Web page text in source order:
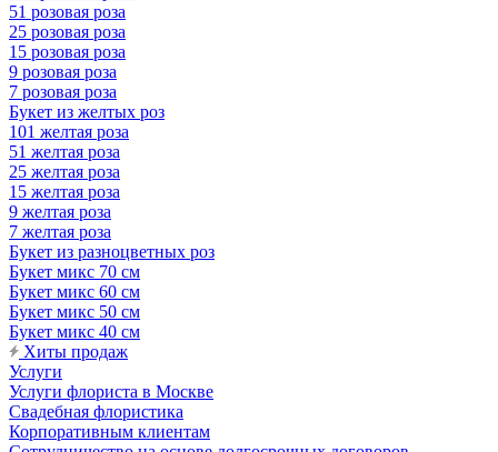
51 розовая роза
25 розовая роза
15 розовая роза
9 розовая роза
7 розовая роза
Букет из желтых роз
101 желтая роза
51 желтая роза
25 желтая роза
15 желтая роза
9 желтая роза
7 желтая роза
Букет из разноцветных роз
Букет микс 70 см
Букет микс 60 см
Букет микс 50 см
Букет микс 40 см
Хиты продаж
Услуги
Услуги флориста в Москве
Свадебная флористика
Корпоративным клиентам